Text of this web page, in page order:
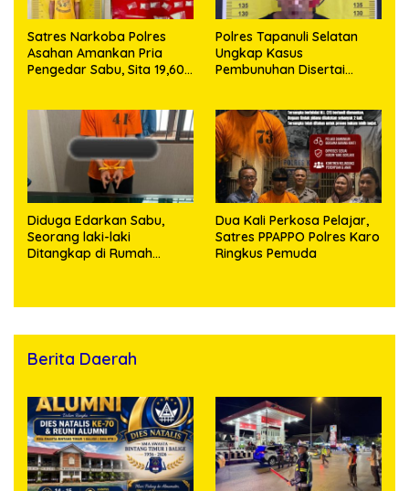
Satres Narkoba Polres
Asahan Amankan Pria
Pengedar Sabu, Sita 19,60
Polres Tapanuli Selatan
Ungkap Kasus
Pembunuhan Disertai
Ditangkap
Diduga Edarkan Sabu,
Seorang laki-laki
Ditangkap di Rumah
Dua Kali Perkosa Pelajar,
Satres PPAPPO Polres Karo
Ringkus Pemuda
Berita Daerah